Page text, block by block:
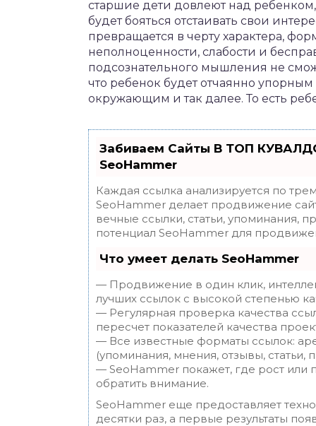
старшие дети довлеют над ребенком,
будет бояться отстаивать свои
превращается в черту характера,
неполноценности, слабости и
подсознательного мышления не
что ребенок будет отчаянно
окружающим и так далее. То есть
Забиваем Сайты В ТОП
SeoHammer
Каждая ссылка анализируется по
SeoHammer делает продвижение
вечные ссылки, статьи, упоминания,
потенциал SeoHammer для
Что умеет делать SeoHammer
— Продвижение в один клик,
лучших ссылок с высокой степенью
— Регулярная проверка качества
пересчет показателей качества
— Все известные форматы ссылок:
(упоминания, мнения, отзывы, статьи,
— SeoHammer покажет, где рост или
обратить внимание.
SeoHammer еще предоставляет
десятки раз, а первые результаты